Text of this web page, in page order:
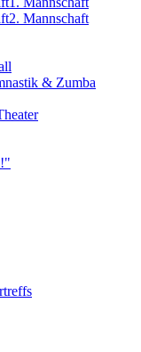
2. Mannschaft
& Zumba